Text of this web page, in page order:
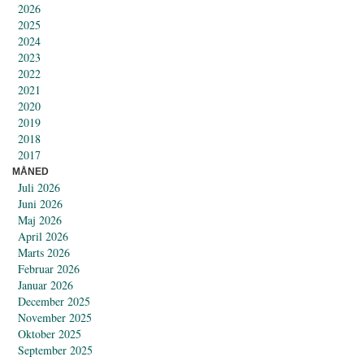
2026
2025
2024
2023
2022
2021
2020
2019
2018
2017
MÅNED
Juli 2026
Juni 2026
Maj 2026
April 2026
Marts 2026
Februar 2026
Januar 2026
December 2025
November 2025
Oktober 2025
September 2025